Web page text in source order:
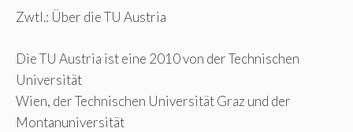
Zwtl.: Über die TU Austria
Die TU Austria ist eine 2010 von der Technischen
Universität
Wien, der Technischen Universität Graz und der
Montanuniversität